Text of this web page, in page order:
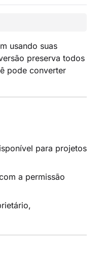
usando suas
preserva todos
pode converter
para projetos
a permissão